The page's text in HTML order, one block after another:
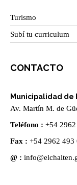
Turismo
Subí tu curriculum
CONTACTO
Municipalidad de
Av. Martín M. de
Teléfono : +54
Fax : +54 2962 493
@ :